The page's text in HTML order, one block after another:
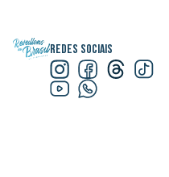
REDES SOCIAIS